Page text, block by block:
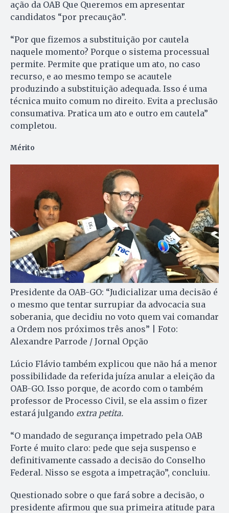
ação da OAB Que Queremos em apresentar
candidatos “por precaução”.
“Por que fizemos a substituição por cautela
naquele momento? Porque o sistema processual
permite. Permite que pratique um ato, no caso
recurso, e ao mesmo tempo se acautele
produzindo a substituição adequada. Isso é uma
técnica muito comum no direito. Evita a preclusão
consumativa. Pratica um ato e outro em cautela”
completou.
Mérito
Presidente da OAB-GO: “Judicializar uma decisão é
o mesmo que tentar surrupiar da advocacia sua
soberania, que decidiu no voto quem vai comandar
a Ordem nos próximos três anos” | Foto:
Alexandre Parrode / Jornal Opção
Lúcio Flávio também explicou que não há a menor
possibilidade da referida juíza anular a eleição da
OAB-GO. Isso porque, de acordo com o também
professor de Processo Civil, se ela assim o fizer
estará julgando extra petita.
“O mandado de segurança impetrado pela OAB
Forte é muito claro: pede que seja suspenso e
definitivamente cassado a decisão do Conselho
Federal. Nisso se esgota a impetração”, concluiu.
Questionado sobre o que fará sobre a decisão, o
presidente afirmou que sua primeira atitude para